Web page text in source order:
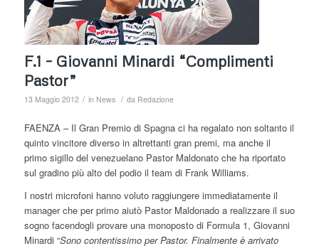
F.1 – Giovanni Minardi “Complimenti
Pastor”
13 Maggio 2012 / in News / da Redazione
FAENZA – Il Gran Premio di Spagna ci ha regalato non soltanto il
quinto vincitore diverso in altrettanti gran premi, ma anche il
primo sigillo del venezuelano Pastor Maldonato che ha riportato
sul gradino più alto del podio il team di Frank Williams.
I nostri microfoni hanno voluto raggiungere immediatamente il
manager che per primo aiutò Pastor Maldonado a realizzare il suo
sogno facendogli provare una monoposto di Formula 1, Giovanni
Minardi “Sono contentissimo per Pastor. Finalmente è arrivato